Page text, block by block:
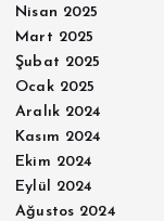
Nisan 2025
Mart 2025
Şubat 2025
Ocak 2025
Aralık 2024
Kasım 2024
Ekim 2024
Eylül 2024
Ağustos 2024